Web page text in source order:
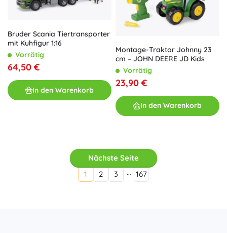
Bruder Scania Tiertransporter
mit Kuhfigur 1:16
Vorrätig
64,50 €
In den Warenkorb
Montage-Traktor Johnny 23
cm – JOHN DEERE JD Kids
Vorrätig
23,90 €
In den Warenkorb
Nächste Seite
1
2 3 … 167